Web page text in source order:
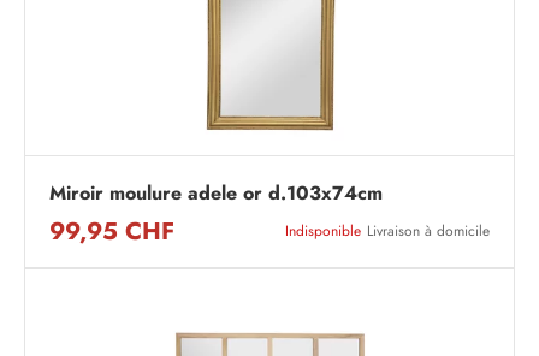
Miroir moulure adele or d.103x74cm
99,95 CHF Indisponible Livraison à domicile